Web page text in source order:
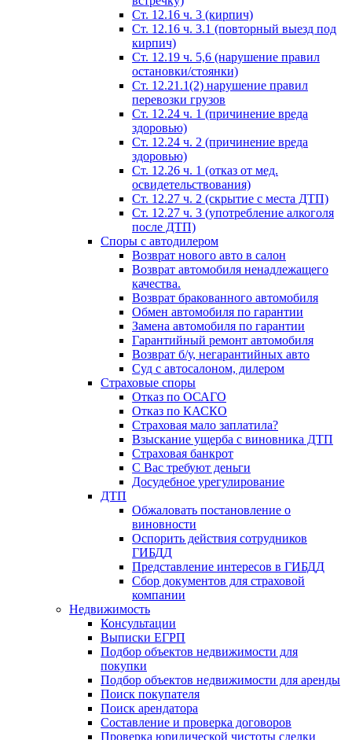
Ст. 12.16 ч. 3 (кирпич)
Ст. 12.16 ч. 3.1 (повторный выезд под
кирпич)
Ст. 12.19 ч. 5,6 (нарушение правил
остановки/стоянки)
Ст. 12.21.1(2) нарушение правил
перевозки грузов
Ст. 12.24 ч. 1 (причинение вреда
здоровью)
Ст. 12.24 ч. 2 (причинение вреда
здоровью)
Ст. 12.26 ч. 1 (отказ от мед.
освидетельствования)
Ст. 12.27 ч. 2 (скрытие с места ДТП)
Ст. 12.27 ч. 3 (употребление алкоголя
после ДТП)
Споры с автодилером
Возврат нового авто в салон
Возврат автомобиля ненадлежащего
качества.
Возврат бракованного автомобиля
Обмен автомобиля по гарантии
Замена автомобиля по гарантии
Гарантийный ремонт автомобиля
Возврат б/у, негарантийных авто
Суд с автосалоном, дилером
Страховые споры
Отказ по ОСАГО
Отказ по КАСКО
Страховая мало заплатила?
Взыскание ущерба с виновника ДТП
Страховая банкрот
С Вас требуют деньги
Досудебное урегулирование
ДТП
Обжаловать постановление о
виновности
Оспорить действия сотрудников
ГИБДД
Представление интересов в ГИБДД
Сбор документов для страховой
компании
Недвижимость
Консультации
Выписки ЕГРП
Подбор объектов недвижимости для
покупки
Подбор объектов недвижимости для аренды
Поиск покупателя
Поиск арендатора
Составление и проверка договоров
Проверка юридической чистоты сделки